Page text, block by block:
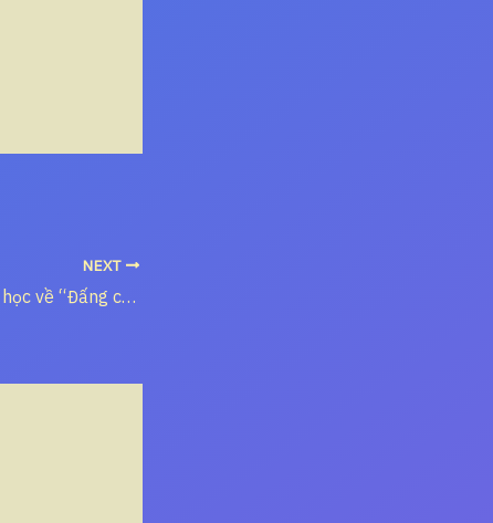
NEXT
Phản biện thần học về “Đấng chuyển cầu” và “Các thánh thông công” dưới ánh sáng Kinh Thánh